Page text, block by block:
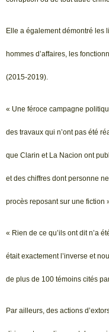
Elle a également démontré les
hommes d’affaires, les
(2015-2019).
« Une féroce campagne
des travaux qui n’ont pas été
que Clarin et La Nacion ont
et des chiffres dont personne
procès reposant sur une fiction
« Rien de ce qu’ils ont dit n’a
était exactement l’inverse et
de plus de 100 témoins cités
Par ailleurs, des actions